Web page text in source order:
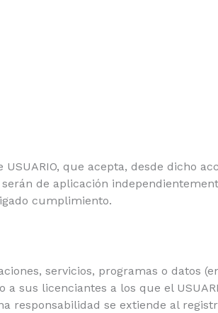
que acepta, desde dicho
de aplicación
cumplimiento.
servicios, programas o datos
a sus licenciantes a los que el
responsabilidad se extiende al